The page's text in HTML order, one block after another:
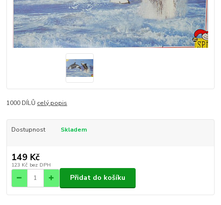
1000 DÍLŮ celý popis
Dostupnost Skladem
149 Kč
123 Kč bez DPH
Přidat do košíku